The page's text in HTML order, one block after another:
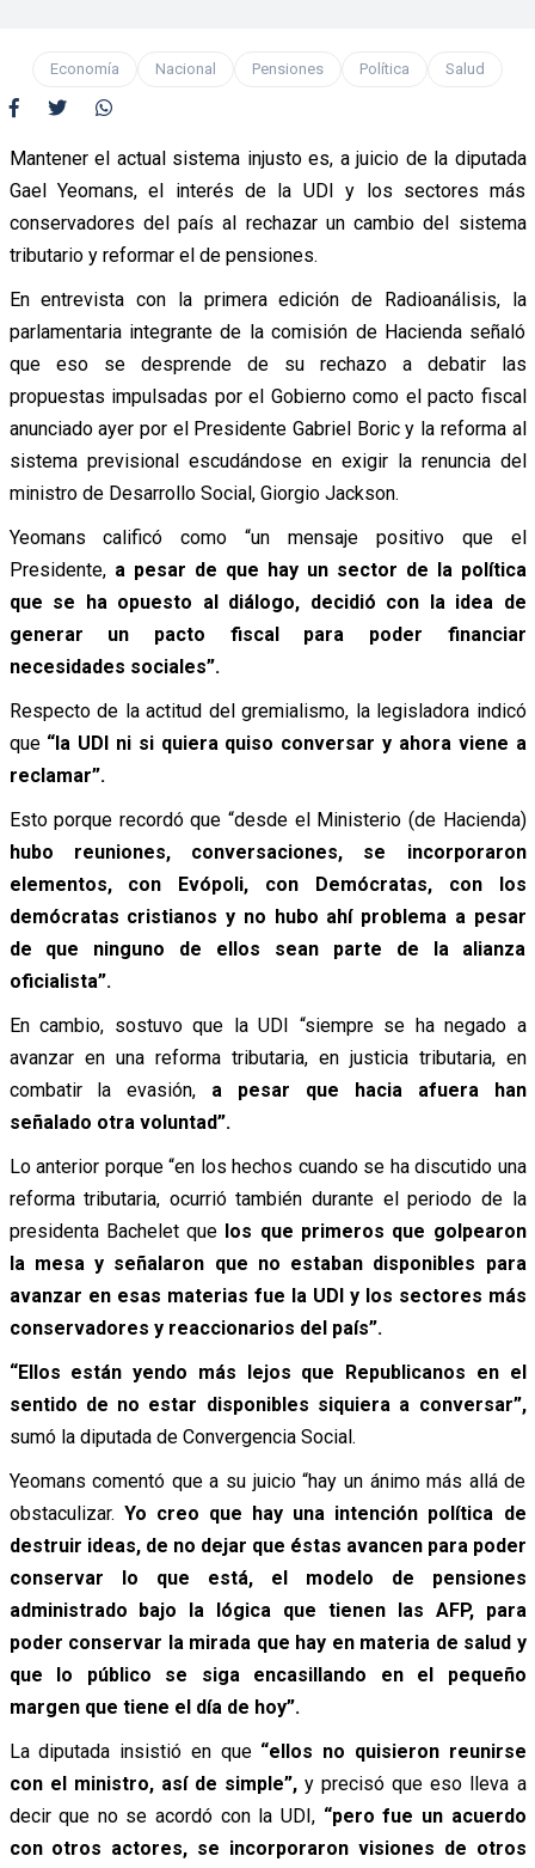
Economía Nacional Pensiones Política Salud
Mantener el actual sistema injusto es, a juicio de la diputada
Gael Yeomans, el interés de la UDI y los sectores más
conservadores del país al rechazar un cambio del sistema
tributario y reformar el de pensiones.
En entrevista con la primera edición de Radioanálisis, la
parlamentaria integrante de la comisión de Hacienda señaló
que eso se desprende de su rechazo a debatir las
propuestas impulsadas por el Gobierno como el pacto fiscal
anunciado ayer por el Presidente Gabriel Boric y la reforma al
sistema previsional escudándose en exigir la renuncia del
ministro de Desarrollo Social, Giorgio Jackson.
Yeomans calificó como “un mensaje positivo que el
Presidente, a pesar de que hay un sector de la política
que se ha opuesto al diálogo, decidió con la idea de
generar un pacto fiscal para poder financiar
necesidades sociales”.
Respecto de la actitud del gremialismo, la legisladora indicó
que “la UDI ni si quiera quiso conversar y ahora viene a
reclamar”.
Esto porque recordó que “desde el Ministerio (de Hacienda)
hubo reuniones, conversaciones, se incorporaron
elementos, con Evópoli, con Demócratas, con los
demócratas cristianos y no hubo ahí problema a pesar
de que ninguno de ellos sean parte de la alianza
oficialista”.
En cambio, sostuvo que la UDI “siempre se ha negado a
avanzar en una reforma tributaria, en justicia tributaria, en
combatir la evasión, a pesar que hacia afuera han
señalado otra voluntad”.
Lo anterior porque “en los hechos cuando se ha discutido una
reforma tributaria, ocurrió también durante el periodo de la
presidenta Bachelet que los que primeros que golpearon
la mesa y señalaron que no estaban disponibles para
avanzar en esas materias fue la UDI y los sectores más
conservadores y reaccionarios del país”.
“Ellos están yendo más lejos que Republicanos en el
sentido de no estar disponibles siquiera a conversar”,
sumó la diputada de Convergencia Social.
Yeomans comentó que a su juicio “hay un ánimo más allá de
obstaculizar. Yo creo que hay una intención política de
destruir ideas, de no dejar que éstas avancen para poder
conservar lo que está, el modelo de pensiones
administrado bajo la lógica que tienen las AFP, para
poder conservar la mirada que hay en materia de salud y
que lo público se siga encasillando en el pequeño
margen que tiene el día de hoy”.
La diputada insistió en que “ellos no quisieron reunirse
con el ministro, así de simple”,y precisó que eso lleva a
decir que no se acordó con la UDI, “pero fue un acuerdo
con otros actores, se incorporaron visiones de otros